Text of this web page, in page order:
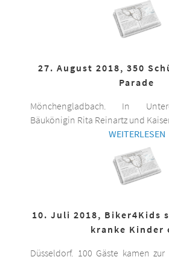
27. August 2018, 350
Parade
Mönchengladbach. In
Bäukönigin Rita Reinartz und
WEITERLESEN
10. Juli 2018, Biker4Kids
kranke Kinder
Düsseldorf. 100 Gäste kamen